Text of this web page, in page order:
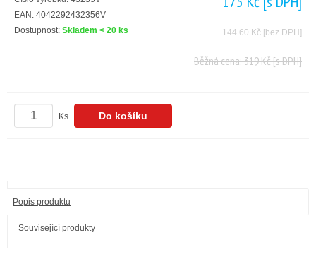
EAN: 4042292432356V
Dostupnost: Skladem < 20 ks 144.60 Kč [bez DPH]
Běžná cena: 319 Kč[s DPH]
Ks
Popis produktu
Související produkty